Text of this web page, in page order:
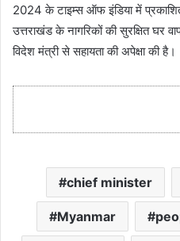
2024 के टाइम्स ऑफ इंडिया में
उत्तराखंड के नागरिकों की सुरक्षित घर
विदेश मंत्री से सहायता की अपेक्षा की है।
chief minister
Myanmar